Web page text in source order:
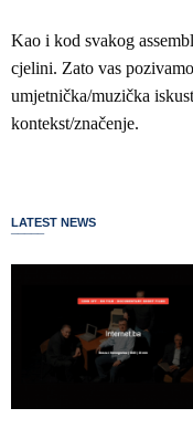
Kao i kod svakog
cjelini. Zato vas
umjetnička/muzička
kontekst/značenje.
LATEST NEWS